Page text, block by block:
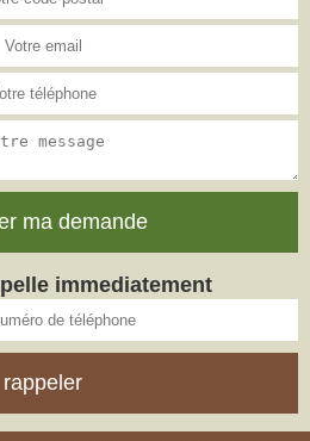
immediatement